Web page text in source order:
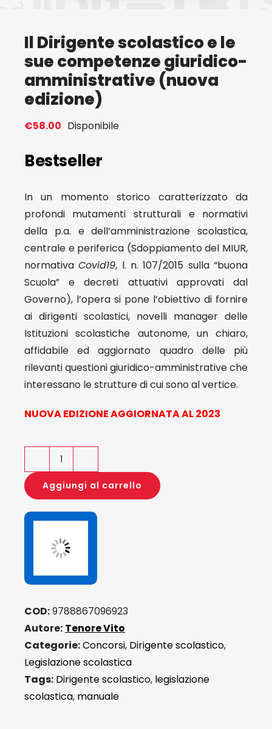
Il Dirigente scolastico e le
sue competenze giuridico-
amministrative (nuova
edizione)
€58.00 Disponibile
Bestseller
In un momento storico caratterizzato da
profondi mutamenti strutturali e normativi
della p.a. e dell’amministrazione scolastica,
centrale e periferica (Sdoppiamento del MIUR,
normativaCovid19, l. n. 107/2015 sulla “buona
Scuola” e decreti attuativi approvati dal
Governo), l’opera si pone l’obiettivo di fornire
ai dirigenti scolastici, novelli manager delle
Istituzioni scolastiche autonome, un chiaro,
affidabile ed aggiornato quadro delle più
rilevanti questioni giuridico-amministrative che
interessano le strutture di cui sono al vertice.
NUOVA EDIZIONE AGGIORNATA AL 2023
Il
Dirigente
scolastico
e
le
sue
giuridico-
edizione)
Aggiungi al carrello
COD:9788867096923
Autore: Tenore Vito
Categorie:Concorsi, Dirigente scolastico,
Legislazione scolastica
Tags: Dirigente scolastico, legislazione
scolastica, manuale